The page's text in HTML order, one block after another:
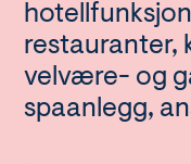
restauranter,
velvære- og
spaanlegg,